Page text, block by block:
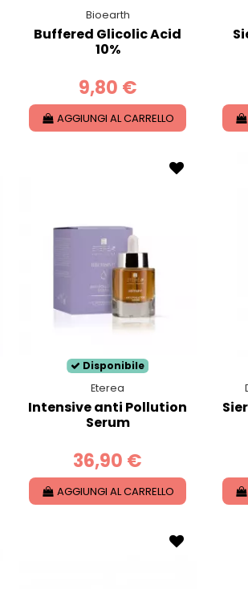
Bioearth
Buffered Glicolic Acid
10%
9,80 €
AGGIUNGI AL CARRELLO
Disponibile
Eterea
Intensive anti Pollution
Serum
36,90 €
AGGIUNGI AL CARRELLO